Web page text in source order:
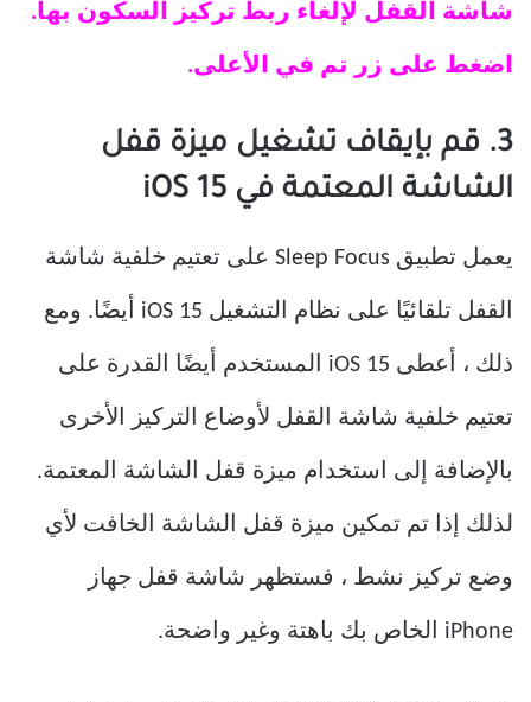
شاشة القفل لإلغاء ربط تركيز السكون بها.
اضغط على زر تم في الأعلى.
3. قم بإيقاف تشغيل ميزة قفل
الشاشة المعتمة في iOS 15
يعمل تطبيق Sleep Focus على تعتيم خلفية شاشة
القفل تلقائيًا على نظام التشغيل iOS 15 أيضًا. ومع
ذلك ، أعطى iOS 15 المستخدم أيضًا القدرة على
تعتيم خلفية شاشة القفل لأوضاع التركيز الأخرى
بالإضافة إلى استخدام ميزة قفل الشاشة المعتمة.
لذلك إذا تم تمكين ميزة قفل الشاشة الخافت لأي
وضع تركيز نشط ، فستظهر شاشة قفل جهاز
iPhone الخاص بك باهتة وغير واضحة.